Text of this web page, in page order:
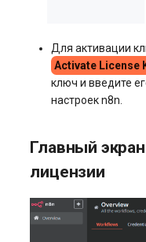
Для активации
Activate License
ключ и введите
настроек n8n.
Главный
лицензии